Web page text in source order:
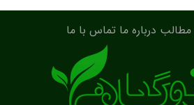
مطالب درباره ما تماس با ما